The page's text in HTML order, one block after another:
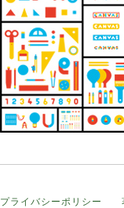
プライバシーポリシー